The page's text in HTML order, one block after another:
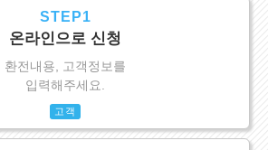
STEP1
온라인으로 신청
환전내용, 고객정보를
입력해주세요.
고객